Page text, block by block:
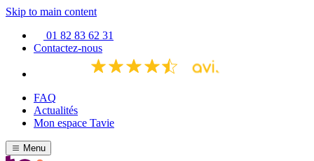
Skip to main content
01 82 83 62 31
Contactez-nous
FAQ
Actualités
Mon espace Tavie
Menu